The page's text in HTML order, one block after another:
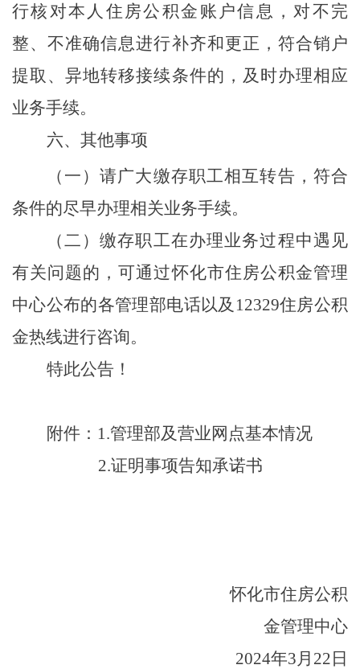
行核对本人住房公积金账户信息，对不完
整、不准确信息进行补齐和更正，符合销户
提取、异地转移接续条件的，及时办理相应
业务手续。
六、其他事项
（一）请广大缴存职工相互转告，符合
条件的尽早办理相关业务手续。
（二）缴存职工在办理业务过程中遇见
有关问题的，可通过怀化市住房公积金管理
中心公布的各管理部电话以及 12329住房公积
金热线进行咨询。
特此公告！
附件： 1.管理部及营业网点基本情况
2.证明事项告知承诺书
怀化市住房公积
金管理中心
2024年3月 22 日